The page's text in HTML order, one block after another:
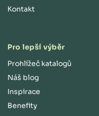
Kontakt
Pro lepší výběr
Prohlížeč katalogů
Náš blog
Inspirace
Benefity